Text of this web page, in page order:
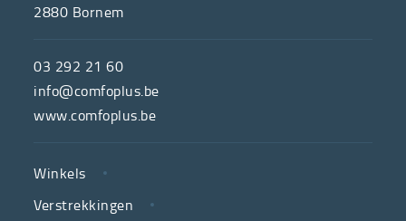
de
hulpmiddelenwinkel
van
neutrale
ziekenfondsen,
2880 Bornem
03 292 21 60
info@comfoplus.be
www.comfoplus.be
LINKS
Winkels
Verstrekkingen